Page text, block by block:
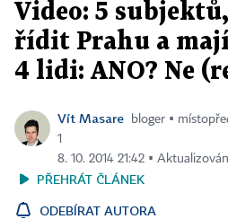
Video: 5
řídit Prahu a
4 lidi: ANO? Ne
Vít Masare
bloger ▪
1
8. 10. 2014 21:42 ▪
PŘEHRÁT ČLÁNEK
ODEBÍRAT AUTORA